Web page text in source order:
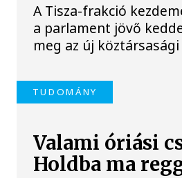
A Tisza-frakció
a parlament jövő
meg az új
TUDOMÁNY
Valami óriási
Holdba ma